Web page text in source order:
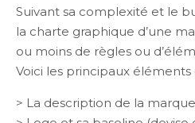
Suivant sa complexité et le
la charte graphique d’une
ou moins de règles ou
Voici les principaux éléments
> La description de la